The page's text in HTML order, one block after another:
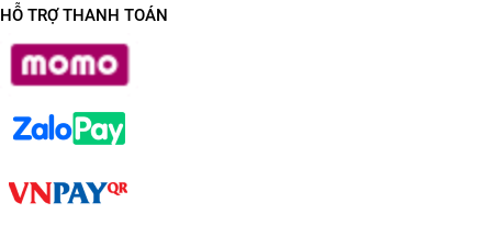
HỖ TRỢ THANH TOÁN